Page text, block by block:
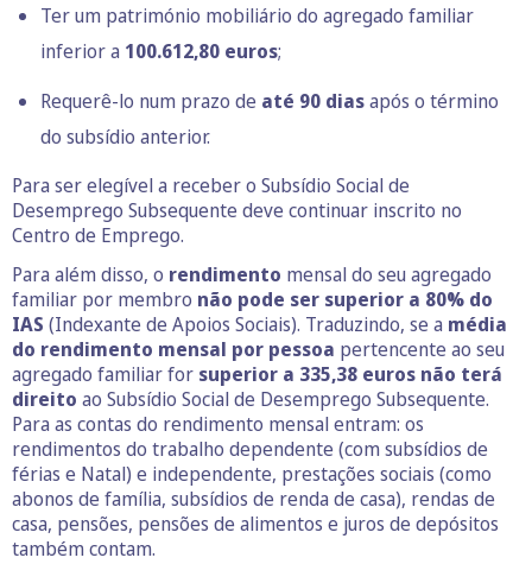
Ter um património mobiliário do agregado familiar
inferior a 100.612,80 euros;
Requerê-lo num prazo de até 90 diasapós o término
do subsídio anterior.
Para ser elegível a receber o Subsídio Social de
Desemprego Subsequente deve continuar inscrito no
Centro de Emprego.
Para além disso, o rendimento mensal do seu agregado
familiar por membro não pode ser superior a 80% do
IAS (Indexante de Apoios Sociais). Traduzindo, se a média
do rendimento mensal por pessoa pertencente ao seu
agregado familiar for superior a 335,38 euros não terá
direito ao Subsídio Social de Desemprego Subsequente.
Para as contas do rendimento mensal entram: os
rendimentos do trabalho dependente (com subsídios de
férias e Natal) e independente, prestações sociais (como
abonos de família, subsídios de renda de casa), rendas de
casa, pensões, pensões de alimentos e juros de depósitos
também contam.